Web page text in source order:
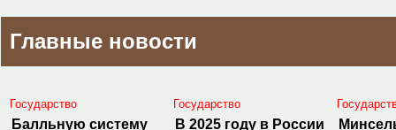
Главные новости
Государство
Балльную систему
Государство
В 2025 году в России